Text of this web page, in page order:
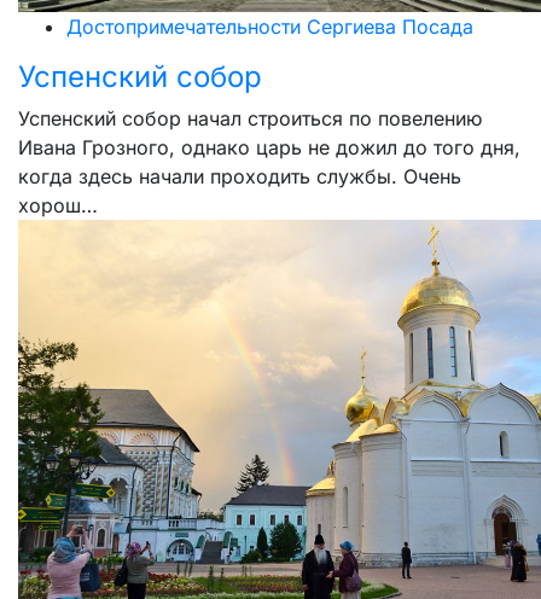
Достопримечательности Сергиева Посада
Успенский собор
Успенский собор начал строиться по повелению
Ивана Грозного, однако царь не дожил до того дня,
когда здесь начали проходить службы. Очень
хорош…